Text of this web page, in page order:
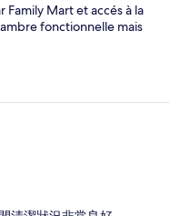
Mart et accés à la
fonctionnelle mais